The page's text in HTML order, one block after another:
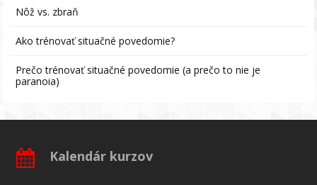
Nôž vs. zbraň
Ako trénovať situačné povedomie?
Prečo trénovať situačné povedomie (a prečo to nie je
paranoia)
Kalendár kurzov